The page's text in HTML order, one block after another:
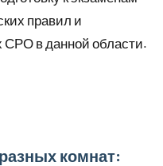
правил и
в данной области.
комнат: